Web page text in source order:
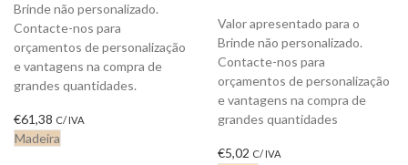
Brinde não personalizado.
Contacte-nos para
orçamentos de personalização
e vantagens na compra de
grandes quantidades.
€61,38 C/ IVA
Madeira
Valor apresentado para o
Brinde não personalizado.
Contacte-nos para
orçamentos de personalização
e vantagens na compra de
grandes quantidades
€5,02 C/ IVA